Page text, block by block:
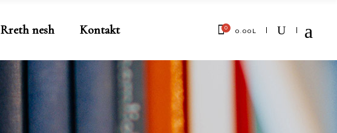
Rreth nesh Kontakt 0 0.00 L
No products in the cart.